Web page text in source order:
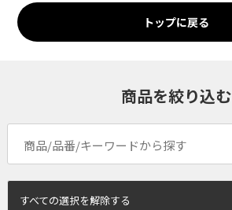
トップに戻る
商品を絞り込む
すべての選択を解除する